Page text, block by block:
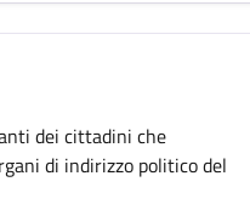
dei cittadini che
di indirizzo politico del